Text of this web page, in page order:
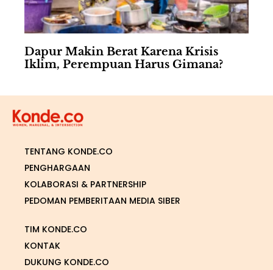
Dapur Makin Berat Karena Krisis
Iklim, Perempuan Harus Gimana?
TENTANG KONDE.CO
PENGHARGAAN
KOLABORASI & PARTNERSHIP
PEDOMAN PEMBERITAAN MEDIA SIBER
TIM KONDE.CO
KONTAK
DUKUNG KONDE.CO